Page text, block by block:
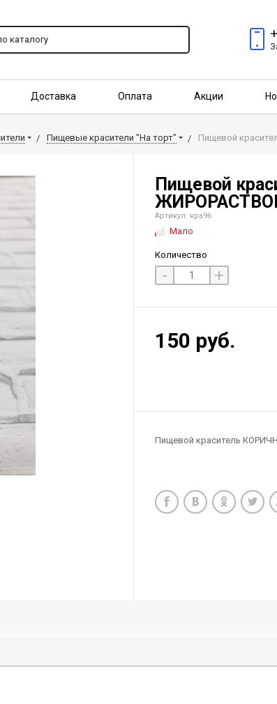
Доставка Оплата Акции
Пищевые красители "На торт" Пищевой
Пищевой
Артикул: кра96
Мало
Количество
- +
150 руб.
Пищевой краситель